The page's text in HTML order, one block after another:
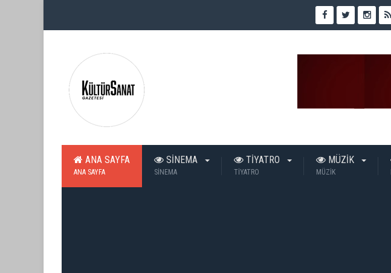
ANA SAYFA
ANA SAYFA
SİNEMA
SİNEMA
TİYATRO
TİYATRO
MÜZİK
MÜZİK